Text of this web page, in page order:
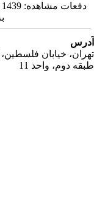
دفعات مشاهده: 1439 بار |
دوم، واحد 11